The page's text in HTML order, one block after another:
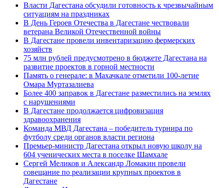
Власти Дагестана обсудили готовность к чрезвычайным
ситуациям на праздниках
В День Героев Отечества в Дагестане чествовали
ветерана Великой Отечественной войны
В Дагестане провели инвентаризацию фермерских
хозяйств
75 млн рублей предусмотрено в бюджете Дагестана на
развитие проектов в горной местности
Память о генерале: в Махачкале отметили 100-летие
Омара Муртазалиева
Более 400 заправок в Дагестане разместились на землях
с нарушениями
В Дагестане продолжается цифровизация
здравоохранения
Команда МВД Дагестана – победитель турнира по
футболу среди органов власти региона
Премьер-министр Дагестана открыл новую школу на
604 ученических места в поселке Шамхале
Сергей Меликов и Александр Ломакин провели
совещание по реализации крупных проектов в
Дагестане